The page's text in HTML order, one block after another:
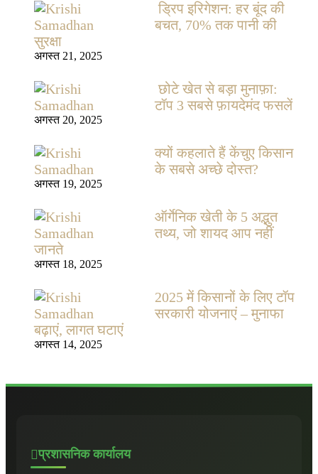
ड्रिप इरिगेशन: हर बूंद की
बचत, 70% तक पानी की
सुरक्षा
अगस्त 21, 2025
छोटे खेत से बड़ा मुनाफ़ा:
टॉप 3 सबसे फ़ायदेमंद फसलें
अगस्त 20, 2025
क्यों कहलाते हैं केंचुए किसान
के सबसे अच्छे दोस्त?
अगस्त 19, 2025
ऑर्गेनिक खेती के 5 अद्भुत
तथ्य, जो शायद आप नहीं
जानते
अगस्त 18, 2025
2025 में किसानों के लिए टॉप
सरकारी योजनाएं – मुनाफा
बढ़ाएं, लागत घटाएं
अगस्त 14, 2025
प्रशासनिक कार्यालय